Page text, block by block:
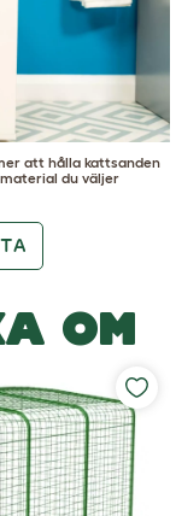
att hålla kattsanden
du väljer
OM